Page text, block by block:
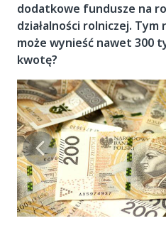
dodatkowe fundusze na
działalności rolniczej.
może wynieść nawet 300
kwotę?